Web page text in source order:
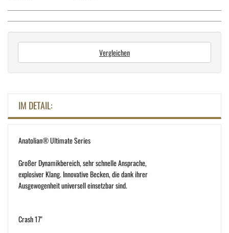
Vergleichen
IM DETAIL:
Anatolian® Ultimate Series
Großer Dynamikbereich, sehr schnelle Ansprache,
explosiver Klang. Innovative Becken, die dank ihrer
Ausgewogenheit universell einsetzbar sind.
Crash 17"